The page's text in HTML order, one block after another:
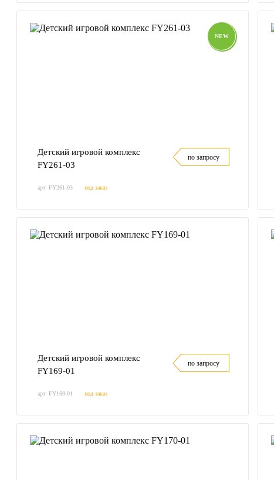
NEW
Детский игровой комплекс
FY261-03
по запросу
арт: FY261-03 под заказ
Детский игровой комплекс
FY169-01
по запросу
арт: FY169-01 под заказ